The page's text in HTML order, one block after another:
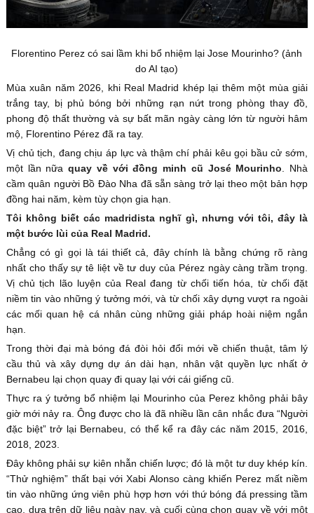
Florentino Perez có sai lầm khi bổ nhiệm lại Jose Mourinho? (ảnh
do AI tạo)
Mùa xuân năm 2026, khi Real Madrid khép lại thêm một mùa giải
trắng tay, bị phủ bóng bởi những rạn nứt trong phòng thay đồ,
phong độ thất thường và sự bất mãn ngày càng lớn từ người hâm
mộ, Florentino Pérez đã ra tay.
Vị chủ tịch, đang chịu áp lực và thậm chí phải kêu gọi bầu cử sớm,
một lần nữaquay về với đồng minh cũ José Mourinho . Nhà
cầm quân người Bồ Đào Nha đã sẵn sàng trở lại theo một bản hợp
đồng hai năm, kèm tùy chọn gia hạn.
Tôi không biết các madridista nghĩ gì, nhưng với tôi, đây là
một bước lùi của Real Madrid.
Chẳng có gì gọi là tái thiết cả, đây chính là bằng chứng rõ ràng
nhất cho thấy sự tê liệt về tư duy của Pérez ngày càng trầm trọng.
Vị chủ tịch lão luyện của Real đang từ chối tiến hóa, từ chối đặt
niềm tin vào những ý tưởng mới, và từ chối xây dựng vượt ra ngoài
các mối quan hệ cá nhân cùng những giải pháp hoài niệm ngắn
hạn.
Trong thời đại mà bóng đá đòi hỏi đổi mới về chiến thuật, tâm lý
cầu thủ và xây dựng dự án dài hạn, nhân vật quyền lực nhất ở
Bernabeu lại chọn quay đi quay lại với cái giếng cũ.
Thực ra ý tưởng bổ nhiệm lại Mourinho của Perez không phải bây
giờ mới nảy ra. Ông được cho là đã nhiều lần cân nhắc đưa “Người
đặc biệt” trở lại Bernabeu, có thể kể ra đây các năm 2015, 2016,
2018, 2023.
Đây không phải sự kiên nhẫn chiến lược; đó là một tư duy khép kín.
“Thử nghiệm” thất bại với Xabi Alonso càng khiến Perez mất niềm
tin vào những ứng viên phù hợp hơn với thứ bóng đá pressing tầm
cao, dựa trên dữ liệu ngày nay, và cuối cùng chọn quay về với một